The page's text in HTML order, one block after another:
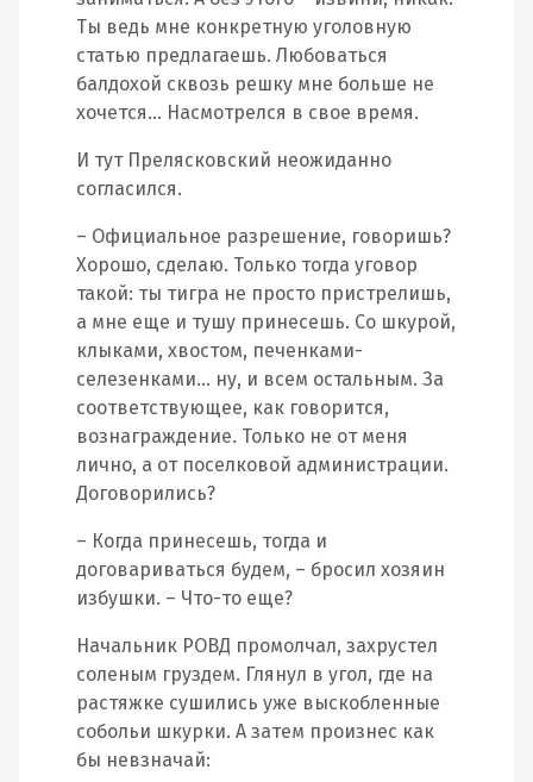
Ты ведь мне конкретную уголовную
статью предлагаешь. Любоваться
балдохой сквозь решку мне больше не
хочется… Насмотрелся в свое время.
И тут Прелясковский неожиданно
согласился.
– Официальное разрешение, говоришь?
Хорошо, сделаю. Только тогда уговор
такой: ты тигра не просто пристрелишь,
а мне еще и тушу принесешь. Со шкурой,
клыками, хвостом, печенками-
селезенками… ну, и всем остальным. За
соответствующее, как говорится,
вознаграждение. Только не от меня
лично, а от поселковой администрации.
Договорились?
– Когда принесешь, тогда и
договариваться будем, – бросил хозяин
избушки. – Что-то еще?
Начальник РОВД промолчал, захрустел
соленым груздем. Глянул в угол, где на
растяжке сушились уже выскобленные
собольи шкурки. А затем произнес как
бы невзначай: